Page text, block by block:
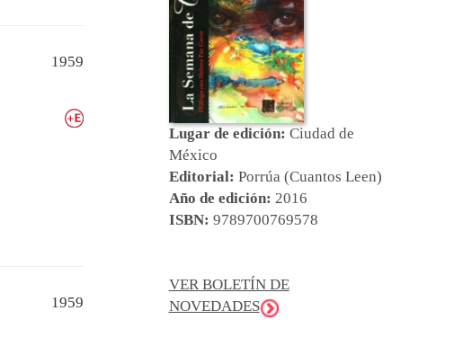
Lugar de edición: Ciudad de
México
Editorial: Porrúa (Cuantos Leen)
Año de edición: 2016
ISBN: 9789700769578
VER BOLETÍN DE
NOVEDADES
1959
1959